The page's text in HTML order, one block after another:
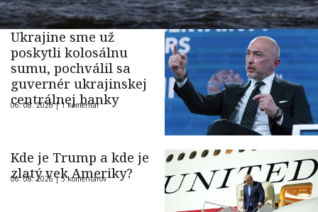
Ukrajine sme už
poskytli kolosálnu
sumu, pochválil sa
guvernér ukrajinskej
centrálnej banky
06. 08. 2026 |1 komentár
Kde je Trump a kde je
zlatý vek Ameriky?
06. 08. 2026 |5 komentárov